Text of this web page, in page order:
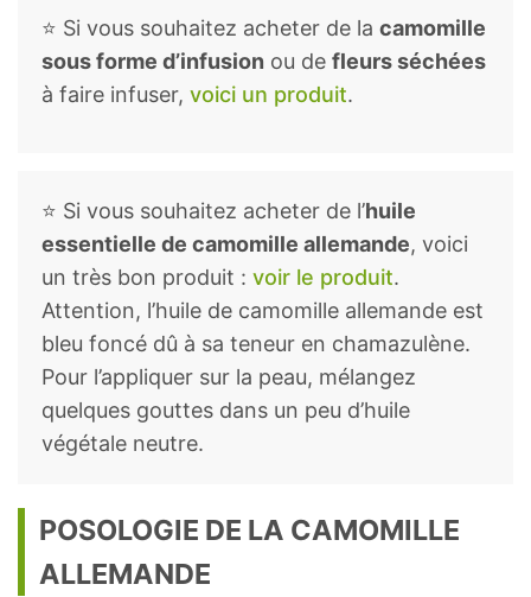
⭐ Si vous souhaitez acheter de la camomille
sous forme d’infusion ou de fleurs séchées
à faire infuser, voici un produit.
⭐ Si vous souhaitez acheter de l’huile
essentielle de camomille allemande, voici
un très bon produit : voir le produit.
Attention, l’huile de camomille allemande est
bleu foncé dû à sa teneur en chamazulène.
Pour l’appliquer sur la peau, mélangez
quelques gouttes dans un peu d’huile
végétale neutre.
POSOLOGIE DE LA CAMOMILLE
ALLEMANDE